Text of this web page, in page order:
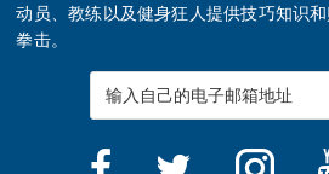
动员、教练以及健身狂人提供技巧知识
拳击。
Enter
your